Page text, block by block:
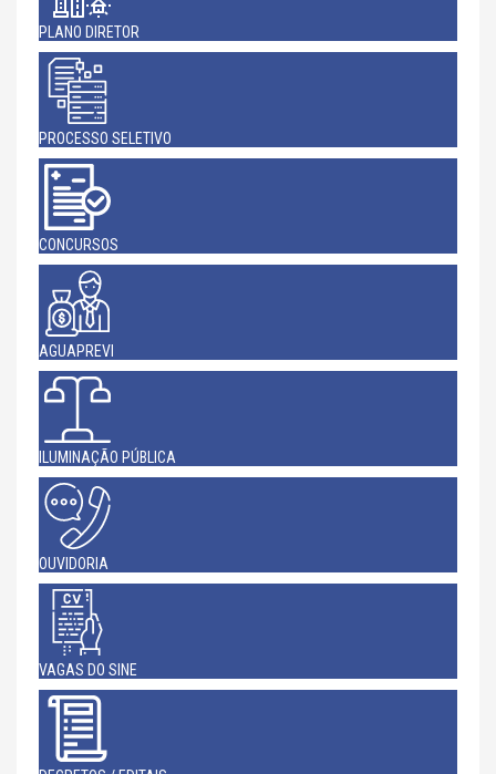
PLANO DIRETOR
PROCESSO SELETIVO
CONCURSOS
AGUAPREVI
ILUMINAÇÃO PÚBLICA
OUVIDORIA
VAGAS DO SINE